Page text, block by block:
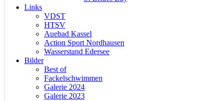
Links
VDST
HTSV
Auebad Kassel
Action Sport Nordhausen
Wasserstand Edersee
Bilder
Best of
Fackelschwimmen
Galerie 2024
Galerie 2023